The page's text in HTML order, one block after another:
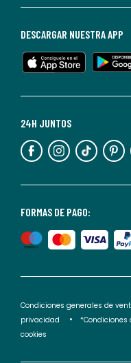
FORMAS DE PAGO:
24H JUNTOS
DESCARGAR NUESTRA APP
Condiciones generales de
privacidad
*Condiciones
cookies